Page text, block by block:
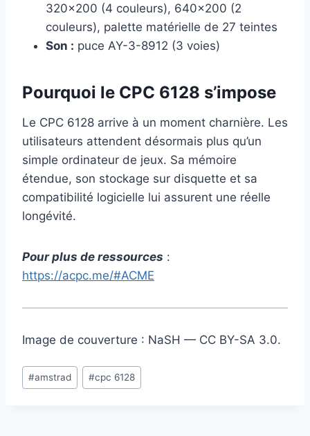
320×200 (4 couleurs), 640×200 (2
couleurs), palette matérielle de 27 teintes
Son : puce AY-3-8912 (3 voies)
Pourquoi le CPC 6128 s’impose
Le CPC 6128 arrive à un moment charnière. Les
utilisateurs attendent désormais plus qu’un
simple ordinateur de jeux. Sa mémoire
étendue, son stockage sur disquette et sa
compatibilité logicielle lui assurent une réelle
longévité.
Pour plus de ressources :
https://acpc.me/#ACME
Image de couverture : NaSH — CC BY-SA 3.0.
Étiquettes
de
#amstrad #cpc 6128